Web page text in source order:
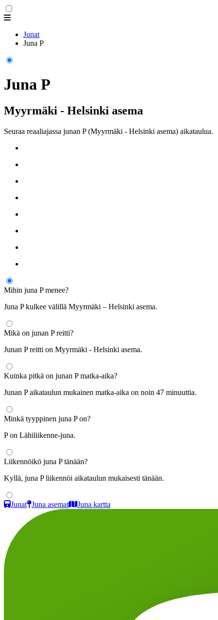
Junat
Juna P
Juna P
Myyrmäki - Helsinki asema
Seuraa reaaliajassa junan P (Myyrmäki - Helsinki asema) aikataulua.
Mihin juna P menee?
Juna P kulkee välillä Myyrmäki – Helsinki asema.
Mikä on junan P reitti?
Junan P reitti on Myyrmäki - Helsinki asema.
Kuinka pitkä on junan P matka-aika?
Junan P aikataulun mukainen matka-aika on noin 47 minuuttia.
Minkä tyyppinen juna P on?
P on Lähiliikenne-juna.
Liikennöikö juna P tänään?
Kyllä, juna P liikennöi aikataulun mukaisesti tänään.
Junat Juna asemat Juna kartta